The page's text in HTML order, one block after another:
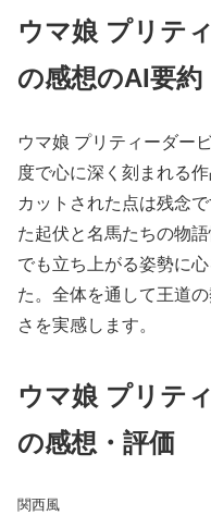
ウマ娘 プリテ
の感想のAI要約
ウマ娘 プリティーダー
度で心に深く刻まれる
カットされた点は残念
た起伏と名馬たちの物
でも立ち上がる姿勢に
た。全体を通して王道
さを実感します。
ウマ娘 プリテ
の感想・評価
関西風